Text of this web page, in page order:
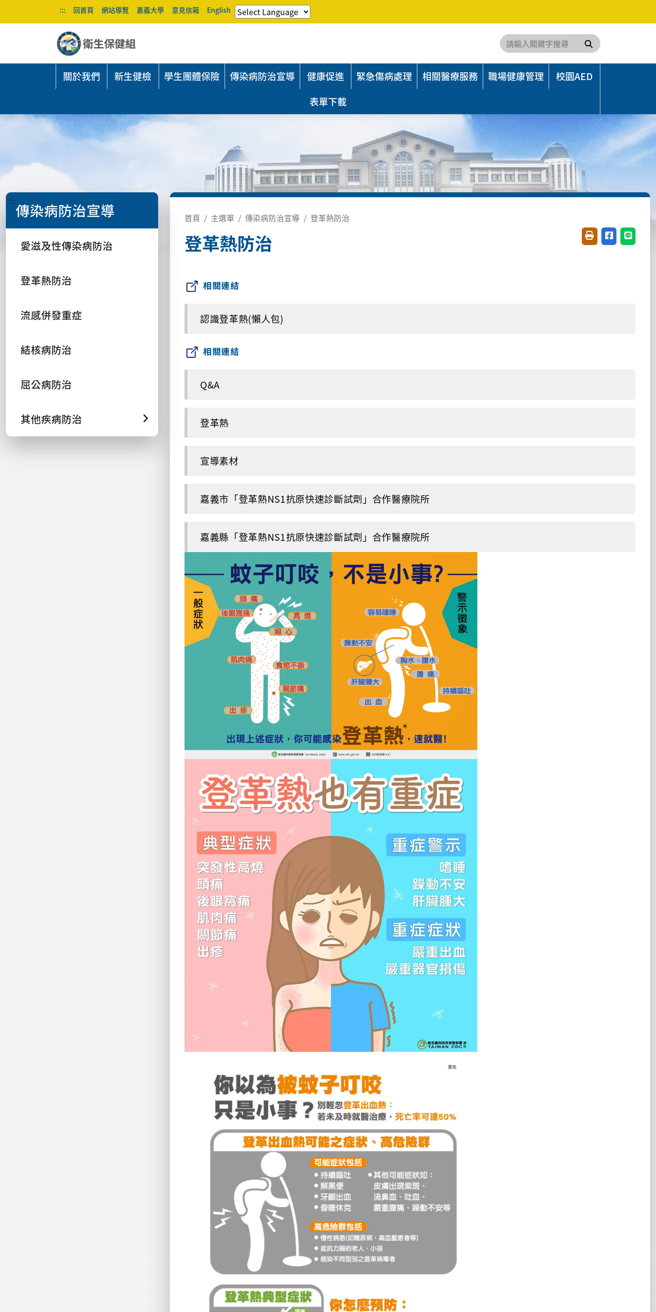
::: 回首頁 網站導覽 嘉義大學 意見信箱 English
搜尋
關於我們 新生健檢 學生團體保險 傳染病防治宣導 健康促進 緊急傷病處理 相關醫療服務 職場健康管理
校園AED
表單下載
:::傳染病防治宣導
愛滋及性傳染病防治
登革熱防治
流感併發重症
結核病防治
屈公病防治
其他疾病防治
首頁 主選單 傳染病防治宣導 登革熱防治
登革熱防治 友善列印(開新視窗)
分享至臉書(
分享至
相關連結
認識登革熱(懶人包)
相關連結
Q&A
登革熱
宣導素材
嘉義市「登革熱NS1抗原快速診斷試劑」合作醫療院所
嘉義縣「登革熱NS1抗原快速診斷試劑」合作醫療院所